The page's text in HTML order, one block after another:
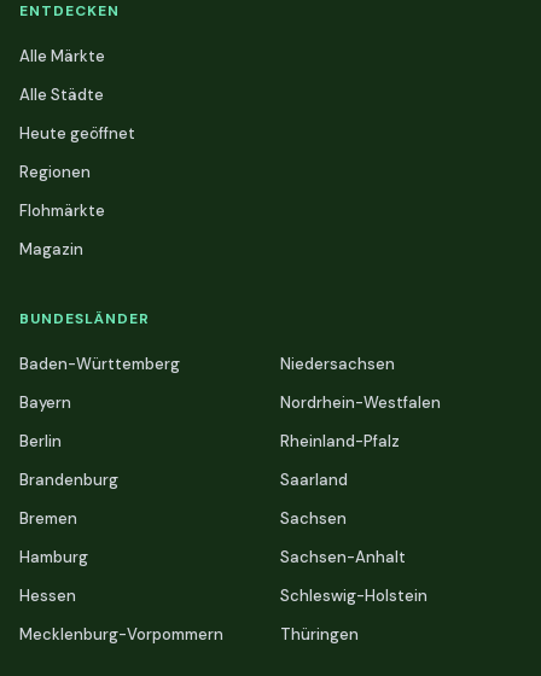
ENTDECKEN
Alle Märkte
Alle Städte
Heute geöffnet
Regionen
Flohmärkte
Magazin
BUNDESLÄNDER
Baden-Württemberg
Bayern
Berlin
Brandenburg
Bremen
Hamburg
Hessen
Mecklenburg-Vorpommern
Niedersachsen
Nordrhein-Westfalen
Rheinland-Pfalz
Saarland
Sachsen
Sachsen-Anhalt
Schleswig-Holstein
Thüringen